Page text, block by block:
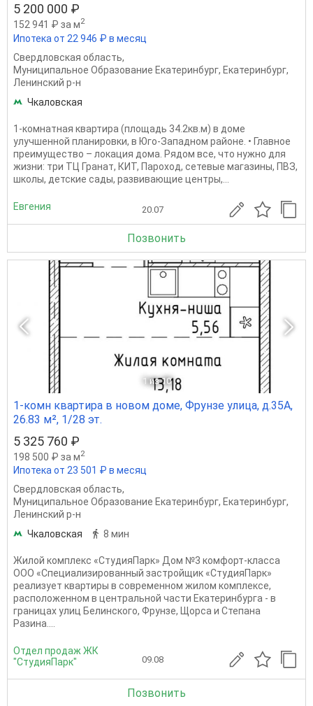
5 200 000 ₽
152 941 ₽ за м2
Ипотека от 22 946 ₽ в месяц
Свердловская область,
Муниципальное Образование Екатеринбург, Екатеринбург,
Ленинский р-н
Чкаловская
1-комнатная квартира (площaдь 34.2кв.м) в доме
улучшенной планировки, в Юго-Западном районе. • Главное
преимущество – локация дома. Рядом все, что нужно для
жизни: три ТЦ Гранат, КИТ, Пароход, сетевые магазины, ПВЗ,
школы, детские сады, развивающие центры,...
Евгения 20.07
Позвонить
1 из 10
1-комн квартира в новом доме, Фрунзе улица, д.35А,
26.83 м², 1/28 эт.
5 325 760 ₽
198 500 ₽ за м2
Ипотека от 23 501 ₽ в месяц
Свердловская область,
Муниципальное Образование Екатеринбург, Екатеринбург,
Ленинский р-н
Чкаловская
8 мин
Жилой комплекс «СтудияПарк» Дом №3 комфорт-класса
ООО «Специализированный застройщик «СтудияПарк»
реализует квартиры в современном жилом комплексе,
расположенном в центральной части Екатеринбурга - в
границах улиц Белинского, Фрунзе, Щорса и Степана
Разина....
Отдел продаж ЖК
"СтудияПарк"
09.08
Позвонить